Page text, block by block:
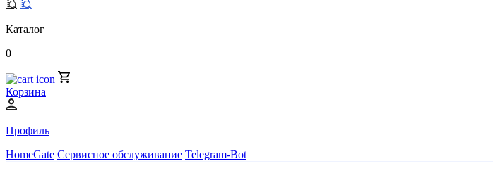
Каталог
0
Корзина
Профиль
HomeGate Сервисное обслуживание Telegram-Bot